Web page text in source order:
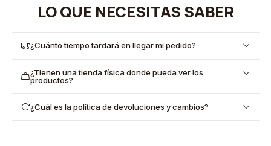
LO QUE NECESITAS SABER
¿Cuánto tiempo tardará en llegar mi pedido?
¿Tienen una tienda física donde pueda ver los
productos?
¿Cuál es la política de devoluciones y cambios?